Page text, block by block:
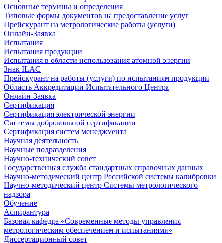
Основные термины и определения
Типовые формы документов на предоставление услуг
Прейскурант на метрологические работы (услуги)
Онлайн-Заявка
Испытания
Испытания продукции
Испытания в области использования атомной энергии
Знак ILAC
Прейскурант на работы (услуги) по испытаниям продукции
Область Аккредитации Испытательного Центра
Онлайн-Заявка
Сертификация
Сертификация электрической энергии
Системы добровольной сертификации
Сертификация систем менеджмента
Научная деятельность
Научные подразделения
Научно-технический совет
Государственная служба стандартных справочных данных
Научно-методический центр Российской системы калибровки
Научно-методический центр Системы метрологического
надзора
Обучение
Аспирантура
Базовая кафедра «Современные методы управления
метрологическим обеспечением и испытаниями»
Диссертационный совет